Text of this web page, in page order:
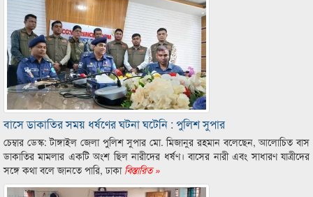
বাসে ডাকাতির সময় ধর্ষণের ঘটনা ঘটেনি : পুলিশ সুপার
চেম্বার ডেস্ক: টাঙ্গাইল জেলা পুলিশ সুপার মো. মিজানুর রহমান বলেছেন, আলোচিত বাস
ডাকাতির মামলার একটি অংশ ছিল নারীদের ধর্ষণ। বাসের নারী এবং সাধারণ যাত্রীদের
সঙ্গে কথা বলে জানতে পারি, ঢাকাবিস্তারিত »